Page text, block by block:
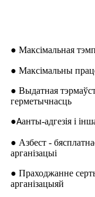
● Максімальная
● Максімальны
● Выдатная
герметычнасць
●Aанты-адгезія і
● Азбест -
арганізацыі
● Праходжанне
арганізацыяй